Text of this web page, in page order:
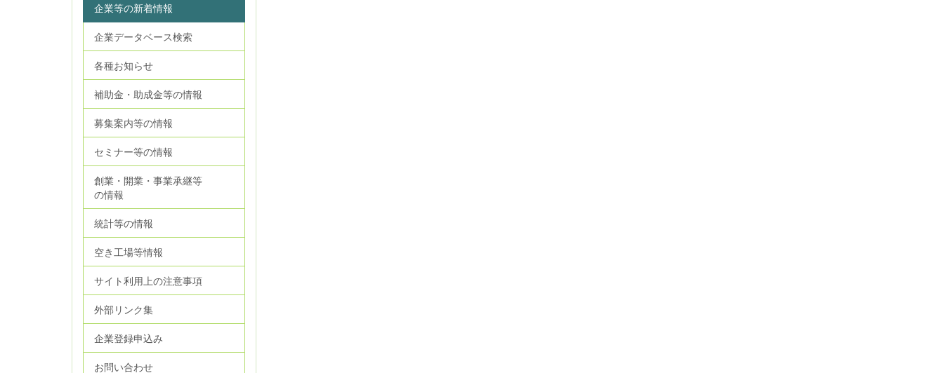
企業等の新着情報
企業データベース検索
各種お知らせ
補助金・助成金等の情報
募集案内等の情報
セミナー等の情報
創業・開業・事業承継等
の情報
統計等の情報
空き工場等情報
サイト利用上の注意事項
外部リンク集
企業登録申込み
お問い合わせ